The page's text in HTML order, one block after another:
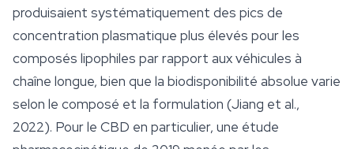
produisaient systématiquement des pics de
concentration plasmatique plus élevés pour les
composés lipophiles par rapport aux véhicules à
chaîne longue, bien que la biodisponibilité absolue varie
selon le composé et la formulation (Jiang et al.,
2022). Pour le CBD en particulier, une étude